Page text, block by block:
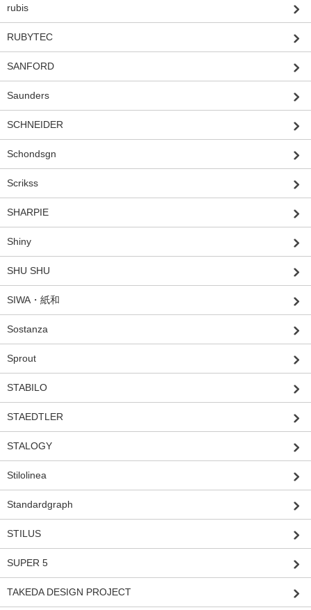
rubis
RUBYTEC
SANFORD
Saunders
SCHNEIDER
Schondsgn
Scrikss
SHARPIE
Shiny
SHU SHU
SIWA・紙和
Sostanza
Sprout
STABILO
STAEDTLER
STALOGY
Stilolinea
Standardgraph
STILUS
SUPER 5
TAKEDA DESIGN PROJECT